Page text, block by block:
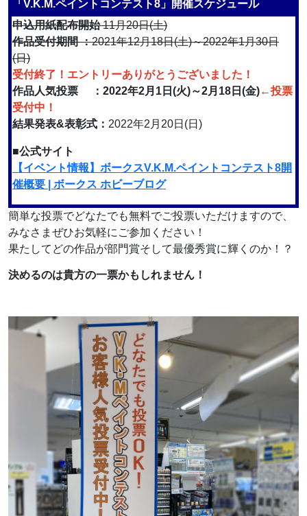
「V.K.M.ペイントコンテスト8」開催スケジュール
申込用紙配布開始11月20日(土)
作品受付期間 ：2021年12月18日(土)～2022年1月30日
(日)
受付終了！エントリーありがとうございました！
作品人気投票 ：2022年2月1日(火)～2月18日(金)←投票
受付中！
結果発表&表彰式： 2022年2月20日(日)
■公式サイト
【イベント情報】ボークスV.K.M.ペイントコンテスト8開
催概要 | ボークス ホビーブログ
簡単な投票でどなたでも無料でご投票いただけますので、
みなさまぜひお気軽にご参加ください！
果たしてどの作品が部門賞そして最優秀賞に輝くのか！？
決めるのは貴方の一票かもしれません！